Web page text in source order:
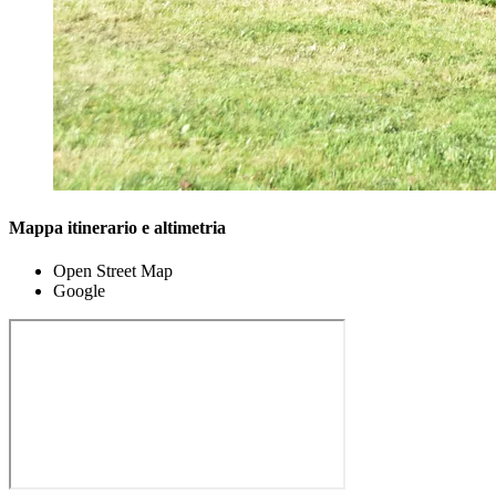
Mappa itinerario e altimetria
Open Street Map
Google